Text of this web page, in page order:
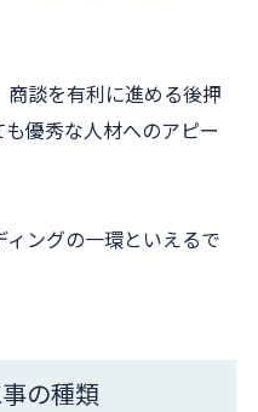
談を有利に進める後押
優秀な人材へのアピー
ングの一環といえるで
の種類